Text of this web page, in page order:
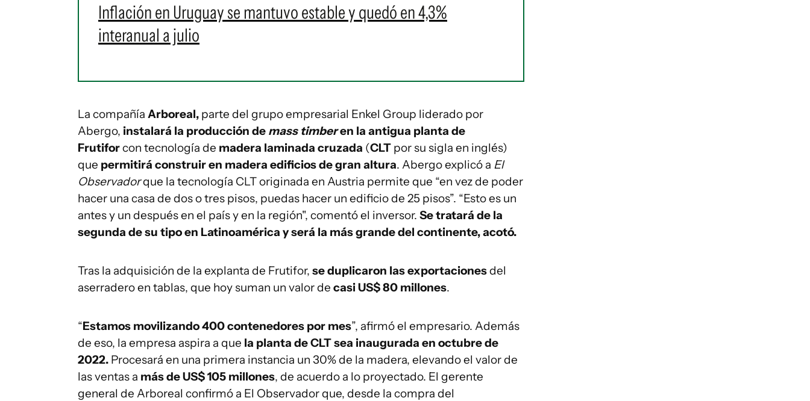
Inflación en Uruguay se mantuvo estable y quedó en 4,3%
interanual a julio
La compañía Arboreal, parte del grupo empresarial Enkel Group liderado por
Abergo, instalará la producción de mass timberen la antigua planta de
Frutiforcon tecnología de madera laminada cruzada (CLT por su sigla en inglés)
que permitirá construir en madera edificios de gran altura. Abergo explicó a El
Observadorque la tecnología CLT originada en Austria permite que “en vez de poder
hacer una casa de dos o tres pisos, puedas hacer un edificio de 25 pisos”. “Esto es un
antes y un después en el país y en la región'', comentó el inversor. Se tratará de la
segunda de su tipo en Latinoamérica y será la más grande del continente, acotó.
Tras la adquisición de la explanta de Frutifor, se duplicaron las exportacionesdel
aserradero en tablas, que hoy suman un valor de casi US$ 80 millones.
“Estamos movilizando 400 contenedores por mes”, afirmó el empresario. Además
de eso, la empresa aspira a que la planta de CLT sea inaugurada en octubre de
2022. Procesará en una primera instancia un 30% de la madera, elevando el valor de
las ventas a más de US$ 105 millones, de acuerdo a lo proyectado. El gerente
general de Arboreal confirmó a El Observador que, desde la compra del